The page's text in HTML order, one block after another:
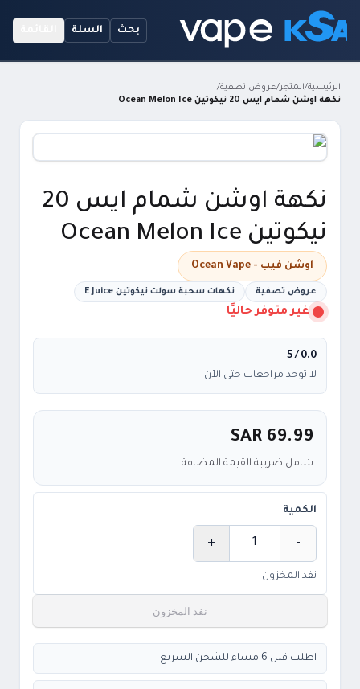
بحث السلة
الرئيسية/المتجر/عروض تصفية/
نكهة اوشن شمام ايس 20 نيكوتين Ocean Melon Ice
نكهة اوشن شمام ايس 20
نيكوتين Ocean Melon Ice
اوشن فيب - Ocean Vape
عروض تصفية نكهات سحبة سولت نيكوتين E Juice
غير متوفر حاليًا
0.0
/ 5
لا توجد مراجعات حتى الآن
SAR 69.99
شامل ضريبة القيمة المضافة
الكمية
-
+
نفد المخزون
نفد المخزون
اطلب قبل 6 مساء للشحن السريع